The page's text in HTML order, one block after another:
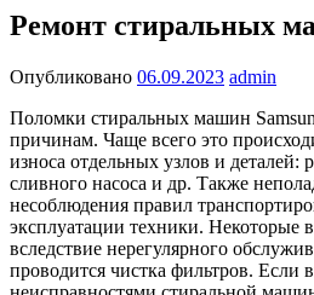
Ремонт стиральных
Опубликовано 06.09.2023 admin
Поломки стиральных машин
причинам. Чаще всего это
износа отдельных узлов и
сливного насоса и др. Также
несоблюдения правил
эксплуатации техники. Некоторые
вследствие нерегулярного
проводится чистка фильтров. Если